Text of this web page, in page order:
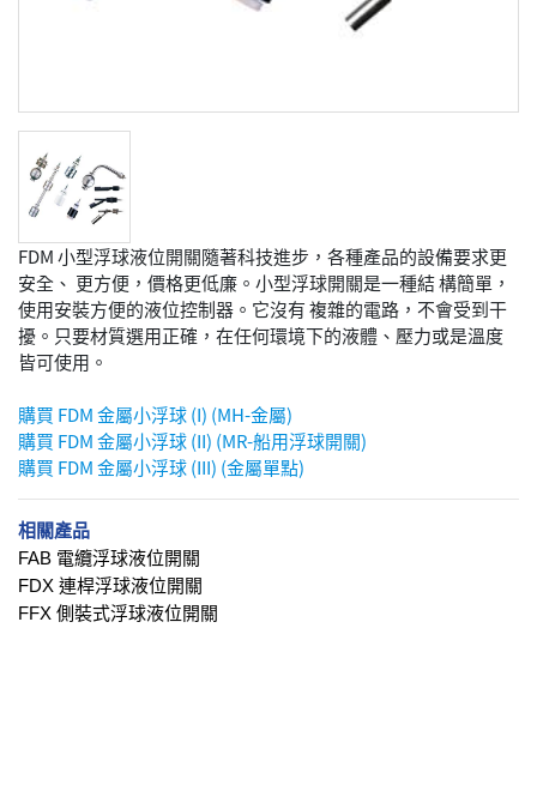
FDM 小型浮球液位開關隨著科技進步，各種產品的設備要求更
安全、 更方便，價格更低廉。小型浮球開關是一種結 構簡單，
使用安裝方便的液位控制器。它沒有 複雜的電路，不會受到干
擾。只要材質選用正確，在任何環境下的液體、壓力或是溫度
皆可使用。
購買 FDM 金屬小浮球 (I) (MH-金屬)
購買 FDM 金屬小浮球 (II) (MR-船用浮球開關)
購買 FDM 金屬小浮球 (III) (金屬單點)
相關產品
FAB 電纜浮球液位開關
FDX 連桿浮球液位開關
FFX 側裝式浮球液位開關